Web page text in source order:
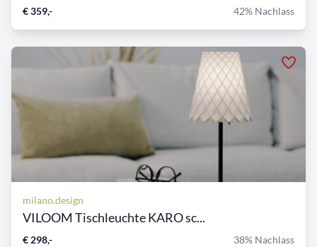
€ 359,- 42% Nachlass
milano.design
VILOOM Tischleuchte KARO sc...
€ 298,- 38% Nachlass